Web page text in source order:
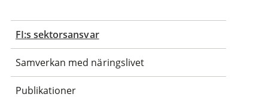
FI:s sektorsansvar
Samverkan med näringslivet
Publikationer